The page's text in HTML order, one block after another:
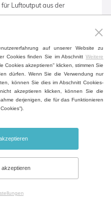
für Luftoutput aus der
(direkt).
für Luftoutput aus der
auf unserer Website zu
Cookies finden Sie im Abschnitt Weitere
Cookies akzeptieren" klicken, stimmen Sie
dürfen. Wenn Sie die Verwendung nur
können Sie dies im Abschnitt Cookies-
akzeptieren klicken, können Sie die
derjenigen, die für das Funktionieren
akzeptieren